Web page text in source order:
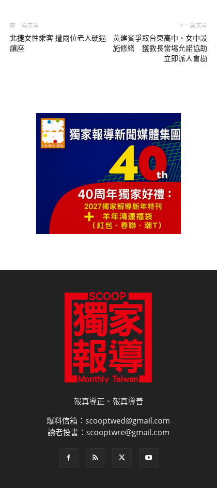
前一篇文章
北捷女性乘客 遭兩位老人硬逼
讓座
下一篇文章
黃建賓爭取台東高中、女中設
施修繕 獲教長當場允諾協助
立即派人會勘
報真導正、報真導善
爆料信箱：scooptwed@gmail.com
讀者投書：scooptwre@gmail.com